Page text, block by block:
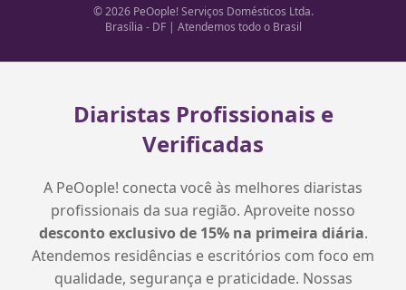
© 2026 PeOople! Serviços Domésticos Ltda.
Brasília - DF | Atendemos todo o Brasil
Diaristas Profissionais e
Verificadas
A PeOople! conecta você às melhores diaristas
profissionais da sua região. Aproveite nosso
desconto exclusivo de 15% na primeira diária.
Atendemos residências e escritórios com foco em
qualidade, segurança e praticidade. Nossas